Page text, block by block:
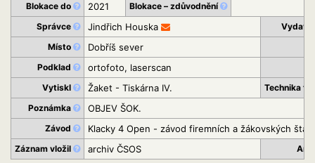
Blokace do 2021
Blokace – zdůvodnění
Správce
Jindřich Houska
Místo
Dobříš sever
Podklad
ortofoto, laserscan
Vytiskl
Žaket - Tiskárna IV.
Technika
Poznámka
OBJEV ŠOK.
Závod Klacky 4 Open - závod firemních a žákovských
Záznam vložil archiv ČSOS